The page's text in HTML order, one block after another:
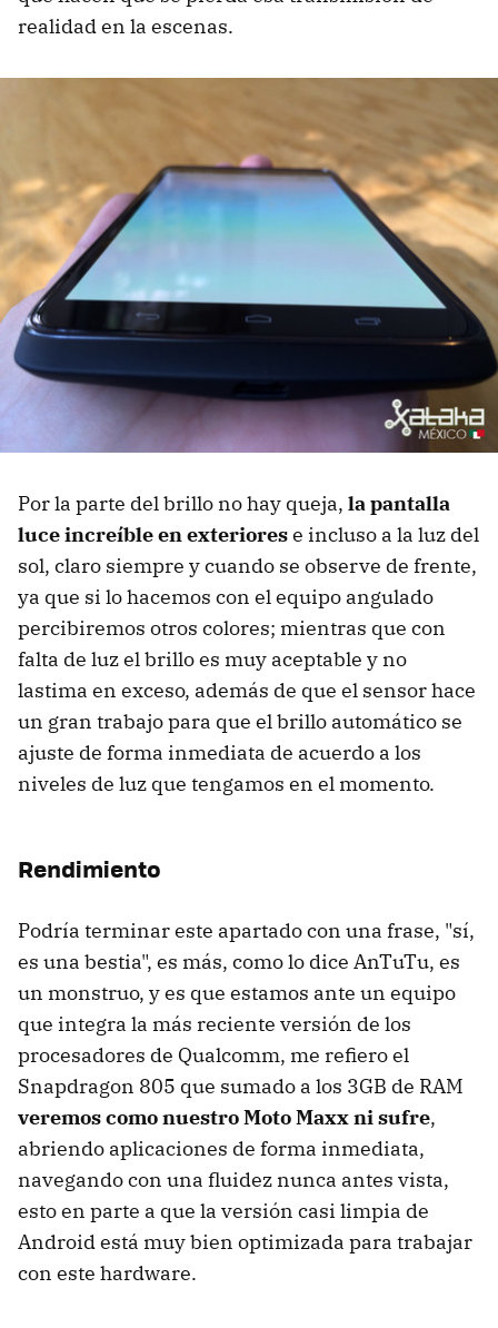
realidad en la escenas.
Por la parte del brillo no hay queja, la pantalla
luce increíble en exteriorese incluso a la luz del
sol, claro siempre y cuando se observe de frente,
ya que si lo hacemos con el equipo angulado
percibiremos otros colores; mientras que con
falta de luz el brillo es muy aceptable y no
lastima en exceso, además de que el sensor hace
un gran trabajo para que el brillo automático se
ajuste de forma inmediata de acuerdo a los
niveles de luz que tengamos en el momento.
Rendimiento
Podría terminar este apartado con una frase, "sí,
es una bestia", es más, como lo dice AnTuTu, es
un monstruo, y es que estamos ante un equipo
que integra la más reciente versión de los
procesadores de Qualcomm, me refiero el
Snapdragon 805 que sumado a los 3GB de RAM
veremos como nuestro Moto Maxx ni sufre,
abriendo aplicaciones de forma inmediata,
navegando con una fluidez nunca antes vista,
esto en parte a que la versión casi limpia de
Android está muy bien optimizada para trabajar
con este hardware.